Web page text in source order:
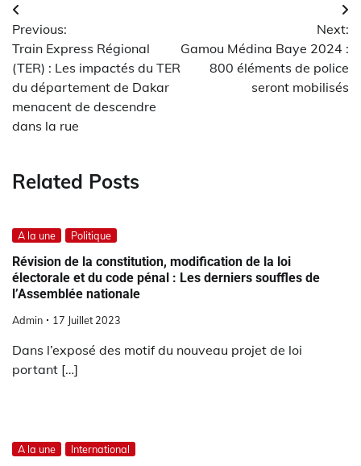
Navigation
de
l’article
Previous:
Train Express Régional
(TER) : Les impactés du TER
du département de Dakar
menacent de descendre
dans la rue
Next:
Gamou Médina Baye 2024 :
800 éléments de police
seront mobilisés
Related Posts
A la une Politique
Révision de la constitution, modification de la loi
électorale et du code pénal : Les derniers souffles de
l’Assemblée nationale
Admin 17 Juillet 2023
Dans l’exposé des motif du nouveau projet de loi
portant […]
A la une International